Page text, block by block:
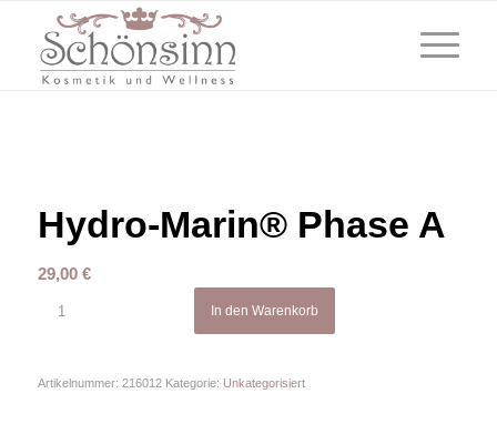
Hydro-Marin® Phase A
29,00 €
In den Warenkorb
Artikelnummer: 216012 Kategorie: Unkategorisiert